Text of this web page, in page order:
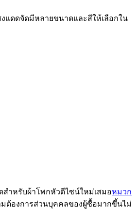
แดดจัดมีหลายขนาดและสีให้เลือกใน
สำหรับผ้าโพกหัวดีไซน์ใหม่เสมอหมวก
มต้องการส่วนบุคคลของผู้ซื้อมากขึ้นไม่